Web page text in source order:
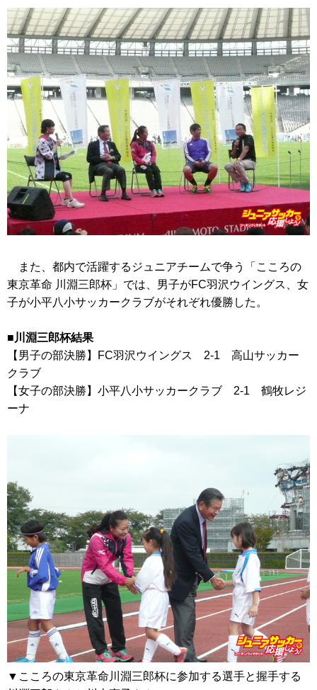
また、都内で活躍するジュニアチームで争う「こころの
東京革命 川淵三郎杯」では、男子がFC羽沢ウイングス、女
子が小平八小サッカークラブがそれぞれ優勝した。
■川淵三郎杯結果
【男子の部決勝】FC羽沢ウイングス 2-1 高山サッカー
クラブ
【女子の部決勝】小平八小サッカークラブ 2-1 鶴牧レジ
ーナ
▼こころの東京革命川淵三郎杯に参加する選手と握手する